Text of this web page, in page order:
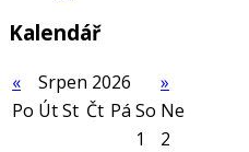
Kalendář
« Srpen 2026
»
Po ÚtSt Čt Pá So Ne
1
2